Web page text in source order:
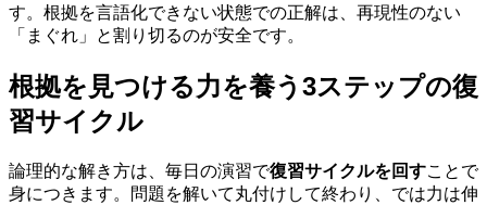
す。根拠を言語化できない状態での正解は、再現性のない
「まぐれ」と割り切るのが安全です。
根拠を見つける力を養う3ステップの復
習サイクル
論理的な解き方は、毎日の演習で復習サイクルを回すことで
身につきます。問題を解いて丸付けして終わり、では力は伸